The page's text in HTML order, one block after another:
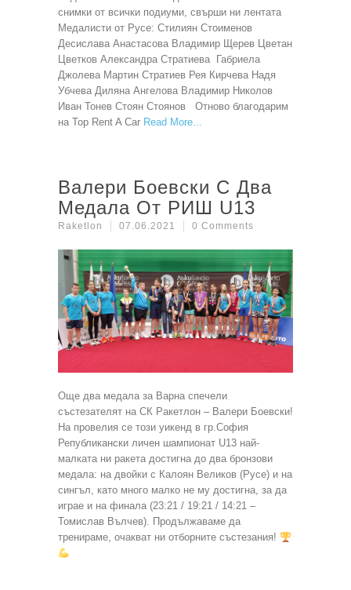
снимки от всички подиуми, свърши ни лентата
Медалисти от Русе: Стилиян Стоименов
Десислава Анастасова Владимир Щерев Цветан
Цветков Александра Стратиева Габриела
Джолева Мартин Стратиев Рея Кирчева Надя
Убчева Диляна Ангелова Владимир Николов
Иван Тонев Стоян Стоянов Отново благодарим
на Top Rent A Car Read More
Валери Боевски С Два
Медала От РИШ U13
Raketlon 07.06.2021 0 Comments
Още два медала за Варна спечели
състезателят на СК Ракетлон – Валери Боевски!
На провелия се този уикенд в гр.София
Републикански личен шампионат U13 най-
малката ни ракета достигна до два бронзови
медала: на двойки с Калоян Великов (Русе) и на
сингъл, като много малко не му достигна, за да
играе и на финала (23:21 / 19:21 / 14:21 –
Томислав Вълчев). Продължаваме да
тренираме, очакват ни отборните състезания!